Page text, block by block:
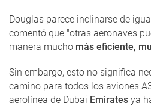
Douglas parece inclinarse de
comentó que "otras aeronaves
manera mucho más eficiente,
Sin embargo, esto no significa
camino para todos los aviones
aerolínea de Dubai Emirates ya